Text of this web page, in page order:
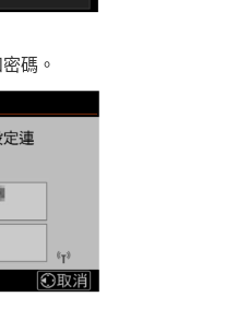
碼。